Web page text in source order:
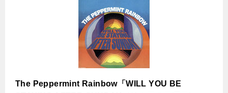
The Peppermint Rainbow「WILL YOU BE